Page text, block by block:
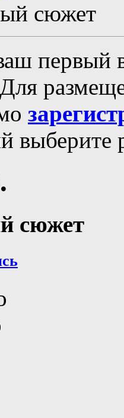
сюжет
первый
выберите
сюжет